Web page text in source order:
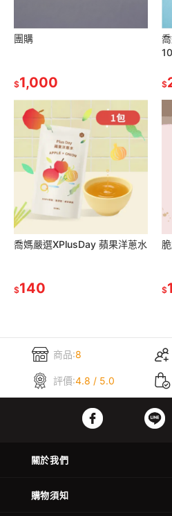
團購
$1,000 $
喬媽嚴選XPlusDay 蘋果洋蔥水
$140 $
商品:8
評價:4.8 / 5.0
關於我們
購物須知